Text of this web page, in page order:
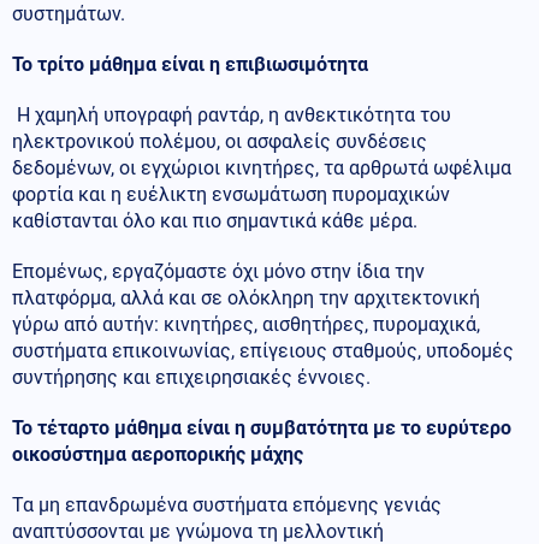
συστημάτων.
Το τρίτο μάθημα είναι η επιβιωσιμότητα
Η χαμηλή υπογραφή ραντάρ, η ανθεκτικότητα του
ηλεκτρονικού πολέμου, οι ασφαλείς συνδέσεις
δεδομένων, οι εγχώριοι κινητήρες, τα αρθρωτά ωφέλιμα
φορτία και η ευέλικτη ενσωμάτωση πυρομαχικών
καθίστανται όλο και πιο σημαντικά κάθε μέρα.
Επομένως, εργαζόμαστε όχι μόνο στην ίδια την
πλατφόρμα, αλλά και σε ολόκληρη την αρχιτεκτονική
γύρω από αυτήν: κινητήρες, αισθητήρες, πυρομαχικά,
συστήματα επικοινωνίας, επίγειους σταθμούς, υποδομές
συντήρησης και επιχειρησιακές έννοιες.
Το τέταρτο μάθημα είναι η συμβατότητα με το ευρύτερο
οικοσύστημα αεροπορικής μάχης
Τα μη επανδρωμένα συστήματα επόμενης γενιάς
αναπτύσσονται με γνώμονα τη μελλοντική